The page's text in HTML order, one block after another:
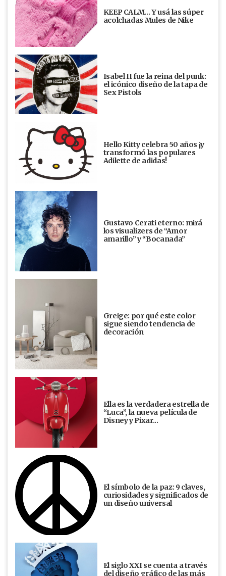
KEEP CALM… Y usá las súper
acolchadas Mules de Nike
Isabel II fue la reina del punk:
el icónico diseño de la tapa de
Sex Pistols
Hello Kitty celebra 50 años ¡y
transformó las populares
Adilette de adidas!
Gustavo Cerati eterno: mirá
los visualizers de “Amor
amarillo” y “Bocanada”
Greige: por qué este color
sigue siendo tendencia de
decoración
Ella es la verdadera estrella de
“Luca”, la nueva película de
Disney y Pixar...
El símbolo de la paz: 9 claves,
curiosidades y significados de
un diseño universal
El siglo XXI se cuenta a través
del diseño gráfico de las más